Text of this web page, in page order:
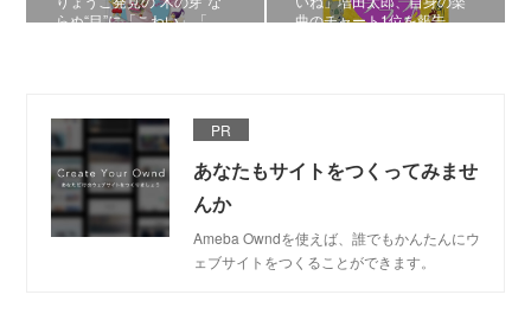
らぬ“目”に「こわい」「…
曲のチャート1位を報告
PR
あなたもサイトをつくってみませ
んか
Ameba Owndを使えば、誰でもかんたんにウ
ェブサイトをつくることができます。